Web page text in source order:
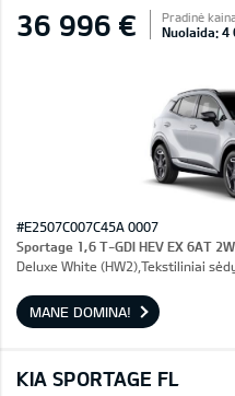
36 996 € Pradinė
Nuolaida: 4
#E2507C007C45A 0007
Sportage 1,6 T-GDI HEV EX 6AT
Deluxe White (HW2),Tekstiliniai
MANE DOMINA!
KIA SPORTAGE FL